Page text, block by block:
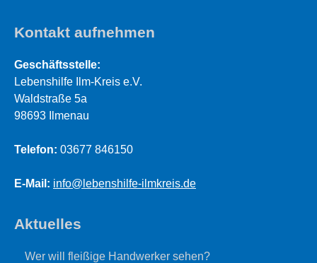
Kontakt aufnehmen
Geschäftsstelle:
Lebenshilfe Ilm-Kreis e.V.
Waldstraße 5a
98693 Ilmenau
Telefon: 03677 846150
E-Mail: info@lebenshilfe-ilmkreis.de
Aktuelles
Wer will fleißige Handwerker sehen?